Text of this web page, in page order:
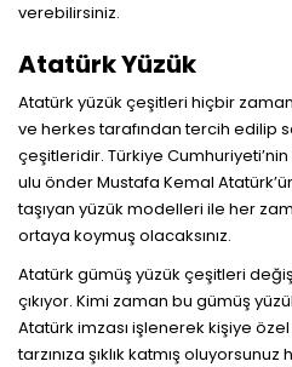
verebilirsiniz.
Atatürk Yüzük
Atatürk yüzük çeşitleri hiçbir
ve herkes tarafından tercih edilip
çeşitleridir. Türkiye Cumhuriyeti’nin
ulu önder Mustafa Kemal
taşıyan yüzük modelleri ile her
ortaya koymuş olacaksınız.
Atatürk gümüş yüzük çeşitleri
çıkıyor. Kimi zaman bu gümüş
Atatürk imzası işlenerek kişiye
tarzınıza şıklık katmış